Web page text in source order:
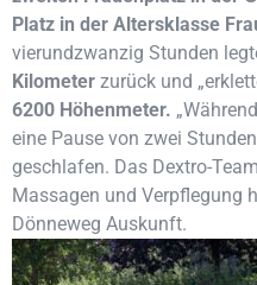
Platz in der Altersklasse
vierundzwanzig Stunden
Kilometer zurück und
6200 Höhenmeter.
eine Pause von zwei
geschlafen. Das Dextro-
Massagen und Verpflegung
Dönneweg Auskunft.